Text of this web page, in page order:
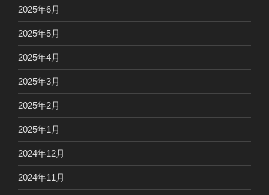
2025年6月
2025年5月
2025年4月
2025年3月
2025年2月
2025年1月
2024年12月
2024年11月